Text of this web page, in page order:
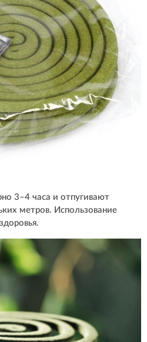
3–4 часа и отпугивают
метров. Использование